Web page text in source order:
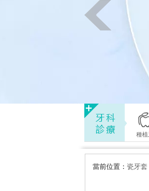
種
當前位置： 瓷牙套